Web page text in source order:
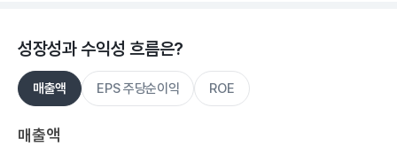
성장성과 수익성 흐름은?
매출액 EPS 주당순이익 ROE
매출액